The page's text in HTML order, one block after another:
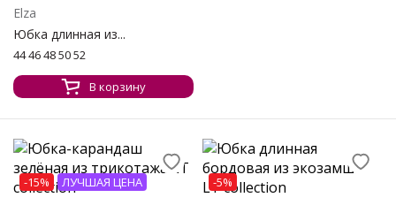
Elza
Юбка длинная из...
44 46 48 50 52
В корзину
-15% ЛУЧШАЯ ЦЕНА -5%